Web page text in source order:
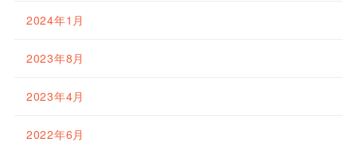
2024年1月
2023年8月
2023年4月
2022年6月